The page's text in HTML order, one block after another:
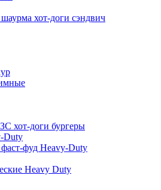
хот-доги сэндвич
хот-доги бургеры
Duty
фуд Heavy-Duty
Heavy Duty